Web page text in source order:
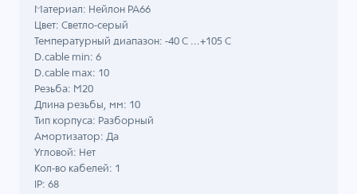
Материал: Нейлон PA66
Цвет: Светло-серый
Температурный диапазон: -40 C ...+105 C
D.cable min: 6
D.cable max: 10
Резьба: M20
Длина резьбы, мм: 10
Тип корпуса: Разборный
Амортизатор: Да
Угловой: Нет
Кол-во кабелей: 1
IP: 68